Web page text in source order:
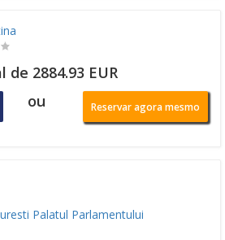
de 2884.93 EUR
ou Reservar agora mesmo
Palatul Parlamentului